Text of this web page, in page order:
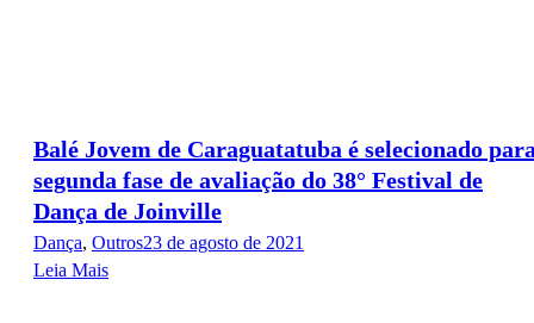
Balé Jovem de Caraguatatuba é selecionado
segunda fase de avaliação do 38° Festival de
Dança de Joinville
Dança, Outros23 de agosto de 2021
Leia Mais